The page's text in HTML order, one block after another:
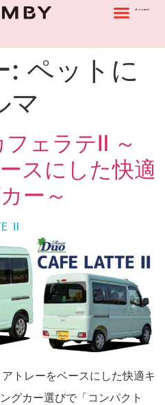
: ペットに
マ
ェラテⅡ ～
スにした快適
ー～
トレーをベースにした快適キ
グカー選びで「コンパクト